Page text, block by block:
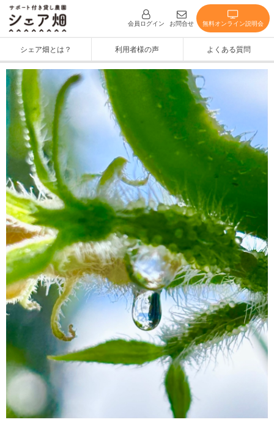
会員ログイン お問合せ 無料オンライン説明会
シェア畑とは？ 利用者様の声 よくある質問